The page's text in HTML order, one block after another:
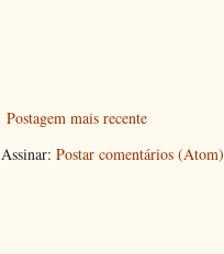
Postagem mais recente
Assinar: Postar comentários (Atom)